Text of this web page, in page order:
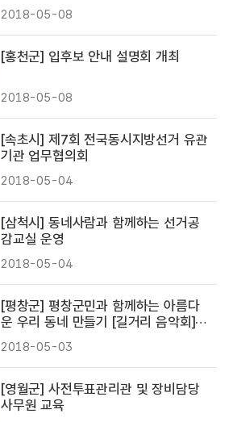
2018-05-08
[홍천군] 입후보 안내 설명회 개최
2018-05-08
[속초시] 제7회 전국동시지방선거 유관
기관 업무협의회
2018-05-04
[삼척시] 동네사람과 함께하는 선거공
감교실 운영
2018-05-04
[평창군] 평창군민과 함께하는 아름다
운 우리 동네 만들기 [길거리 음악회]
마지막 제5탄 대관령면~
2018-05-03
[영월군] 사전투표관리관 및 장비담당
사무원 교육